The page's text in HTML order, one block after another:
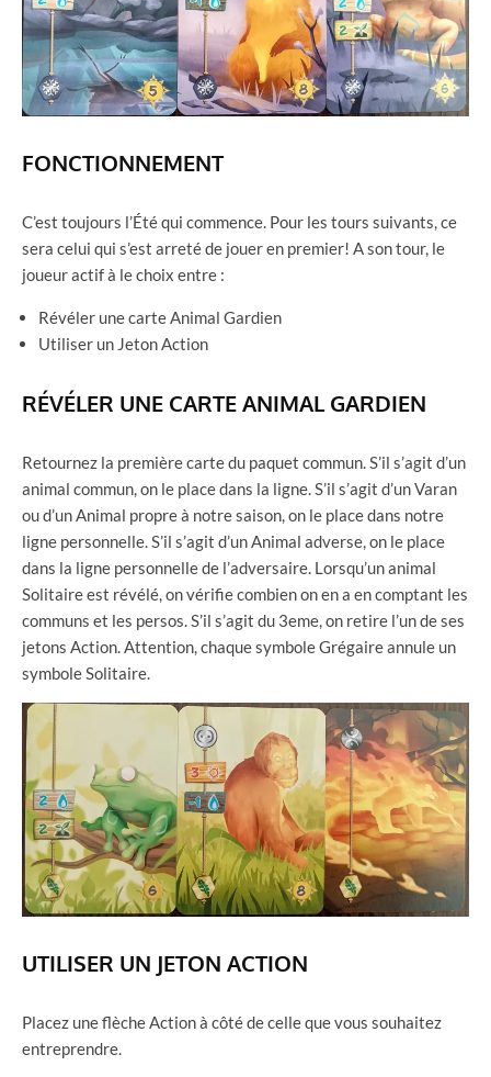
FONCTIONNEMENT
C’est toujours l’Été qui commence. Pour les tours suivants, ce
sera celui qui s’est arreté de jouer en premier! A son tour, le
joueur actif à le choix entre :
Révéler une carte Animal Gardien
Utiliser un Jeton Action
RÉVÉLER UNE CARTE ANIMAL GARDIEN
Retournez la première carte du paquet commun. S’il s’agit d’un
animal commun, on le place dans la ligne. S’il s’agit d’un Varan
ou d’un Animal propre à notre saison, on le place dans notre
ligne personnelle. S’il s’agit d’un Animal adverse, on le place
dans la ligne personnelle de l’adversaire. Lorsqu’un animal
Solitaire est révélé, on vérifie combien on en a en comptant les
communs et les persos. S’il s’agit du 3eme, on retire l’un de ses
jetons Action. Attention, chaque symbole Grégaire annule un
symbole Solitaire.
UTILISER UN JETON ACTION
Placez une flèche Action à côté de celle que vous souhaitez
entreprendre.